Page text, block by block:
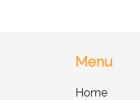
Menu
Home